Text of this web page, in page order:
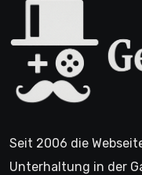
Seit 2006 die
Unterhaltung in der